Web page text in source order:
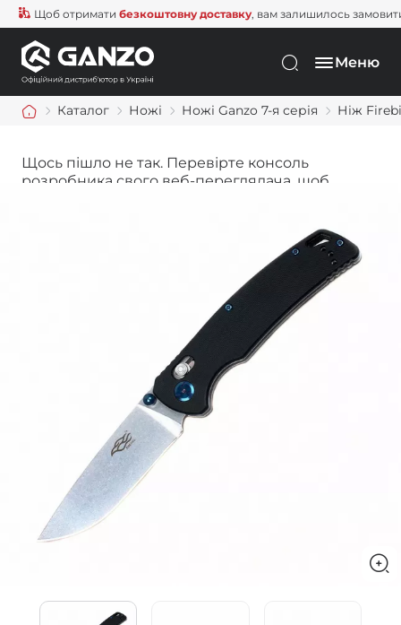
Щоб отриматибезкоштовну доставку, вам залишилось замовити
Меню
Каталог Ножі Ножі Ganzo 7-я серія Ніж
Щось пішло не так. Перевірте консоль
розробника свого веб-переглядача, щоб